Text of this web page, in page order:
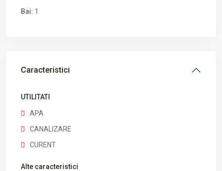
Bai: 1
Caracteristici
UTILITATI
APA
CANALIZARE
CURENT
Alte caracteristici